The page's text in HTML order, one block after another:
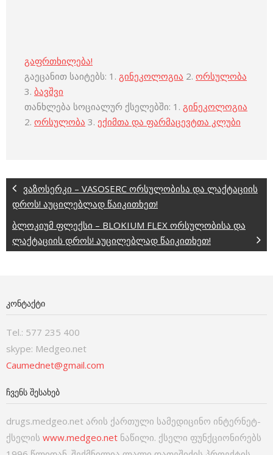
გაფრთხილება!
გაეცანით საიტებს: 1. გინეკოლოგია 2. ორსულობა
3. ბავშვი
თანხლება სოციალურ ქსელებში: 1. გინეკოლოგია
2. ორსულობა 3. ექიმთა და ფარმაცევტთა კლუბი
ვაზოსერკი – VASOSERC ორსულობისა და ლაქტაციის
დროს! აუცილებლად წაიკითხეთ!
ბლოკიუმ ფლექსი – BLOKIUM FLEX ორსულობისა და
ლაქტაციის დროს! აუცილებლად წაიკითხეთ!
ᲙᲝᲜᲢᲐᲥᲢᲘ
Tel.: 577 235 400
skype: Medgeo.net
Caumednet@gmail.com
ᲩᲕᲔᲜᲡ ᲨᲔᲡᲐᲮᲔᲑ
drugs.medgeo.net არის ქართული სამედიცინო ინტერნეტ-
ქსელის www.medgeo.net ნაწილი. ქსელი ფუნქციონირებს